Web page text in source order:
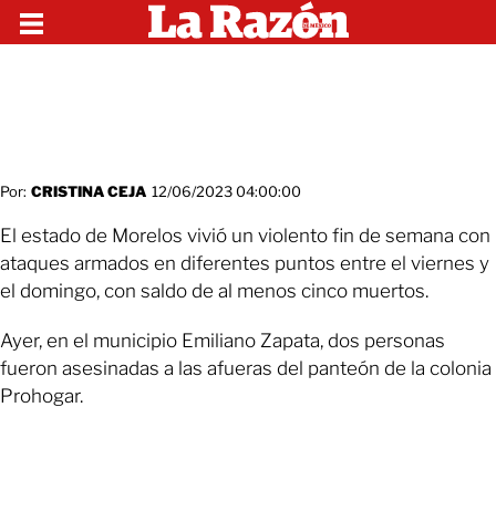
Por: CRISTINA CEJA 12/06/2023 04:00:00
El estado de Morelos vivió un violento fin de semana con
ataques armados en diferentes puntos entre el viernes y
el domingo, con saldo de al menos cinco muertos.
Ayer, en el municipio Emiliano Zapata, dos personas
fueron asesinadas a las afueras del panteón de la colonia
Prohogar.